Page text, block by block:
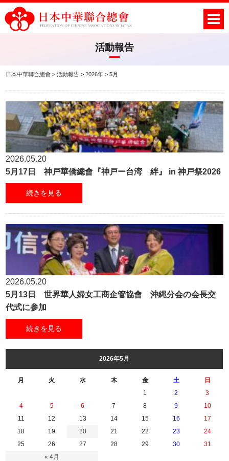
活動報告
日本中華聯合總會 >活動報告 >2026年 >5月
2026.05.20
5月17日 神戸華僑總會『神戸ー台湾 絆』 in 神戸祭2026
続きを見る
2026.05.20
5月13日 世界華人婦女工商企管協會 沖縄分会の会長交
代式に参加
続きを見る
2026年5月
月 火 水 木 金 土 日
« 4月
1 2
3
4
5 6 7 8 9
10
11
12 13 14 15 16
17
18
19 20 21 22 23
24
25
26 27 28 29 30 31